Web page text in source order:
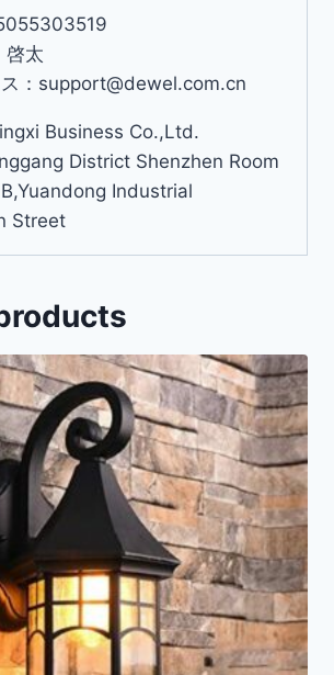
太
ス：support@dewel.com.cn
Business Co.,Ltd.
District Shenzhen Room
Industrial
Street